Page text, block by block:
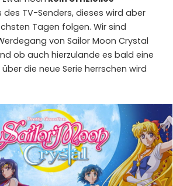
des TV-Senders, dieses wird aber
Tagen folgen. Wir sind
von Sailor Moon Crystal
ob auch hierzulande es bald eine
die neue Serie herrschen wird